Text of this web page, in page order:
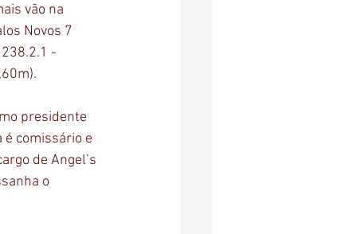
vão na
Novos 7
238.2.1 -
presidente
é comissário e
de Angel’s
o